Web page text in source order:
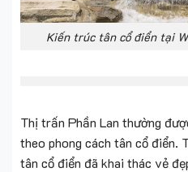
Kiến trúc tân cổ điển tại
Thị trấn Phần Lan thường
theo phong cách tân cổ điển.
tân cổ điển đã khai thác vẻ